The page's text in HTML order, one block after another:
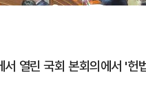
열린 국회 본회의에서 '